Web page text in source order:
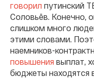
говорил путинский
Соловьëв. Конечно,
слишком много
этими словами.
наемников-
повышения выплат,
бюджеты находятся